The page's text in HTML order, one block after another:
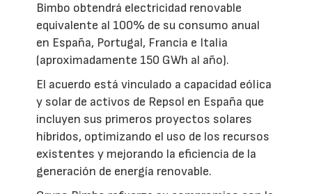
Bimbo obtendrá electricidad renovable
equivalente al 100% de su consumo anual
en España, Portugal, Francia e Italia
(aproximadamente 150 GWh al año).
El acuerdo está vinculado a capacidad eólica
y solar de activos de Repsol en España que
incluyen sus primeros proyectos solares
híbridos, optimizando el uso de los recursos
existentes y mejorando la eficiencia de la
generación de energía renovable.